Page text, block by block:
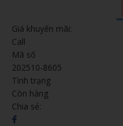
Giá khuyến mãi:
Call
Mã số
202510-8605
Tình trạng
Còn hàng
Chia sẻ: